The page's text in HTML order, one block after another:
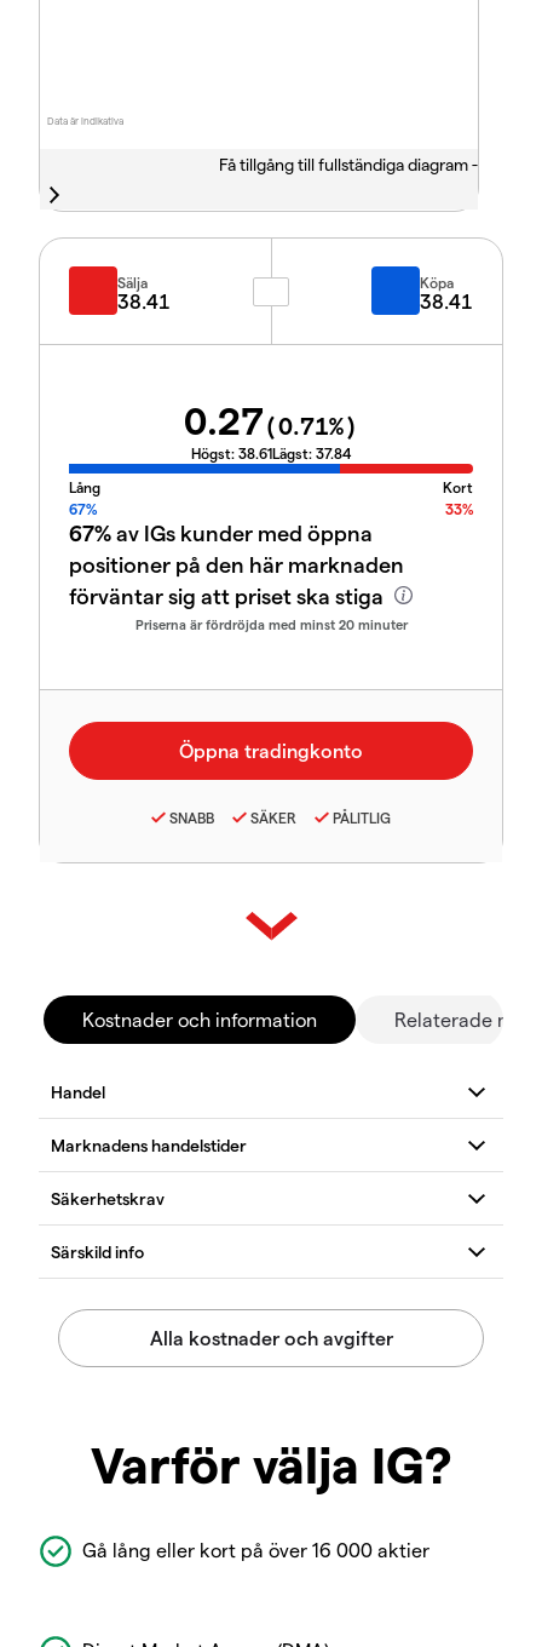
Data är indikativa
Få tillgång till fullständiga diagram -
Sälja
38.41
Köpa
38.41
0.27(0.71%)
Högst: 38.61Lägst: 37.84
Lång
Kort
67%
33%
67%av IGs kunder med öppna
positioner på den här marknaden
förväntar sig att priset ska stiga
Priserna är fördröjda med minst 20 minuter
SNABB SÄKER PÅLITLIG
Kostnader och information Relaterade
Varför välja IG?
Gå lång eller kort på över 16 000 aktier